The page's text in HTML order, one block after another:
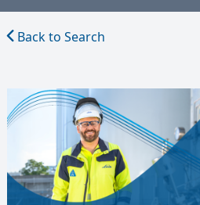
Back to Search